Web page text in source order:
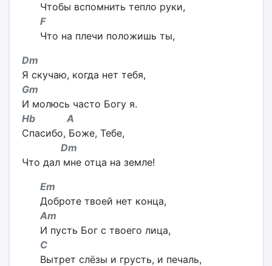
Чтобы вспомнить тепло руки,
F
Что на плечи положишь ты,
Dm
Я скучаю, когда нет тебя,
Gm
И молюсь часто Богу я.
Hb A
Спасибо, Боже, Тебе,
Dm
Что дал мне отца на земле!
Em
Доброте твоей нет конца,
Am
И пусть Бог с твоего лица,
C
Вытрет слёзы и грусть, и печаль,